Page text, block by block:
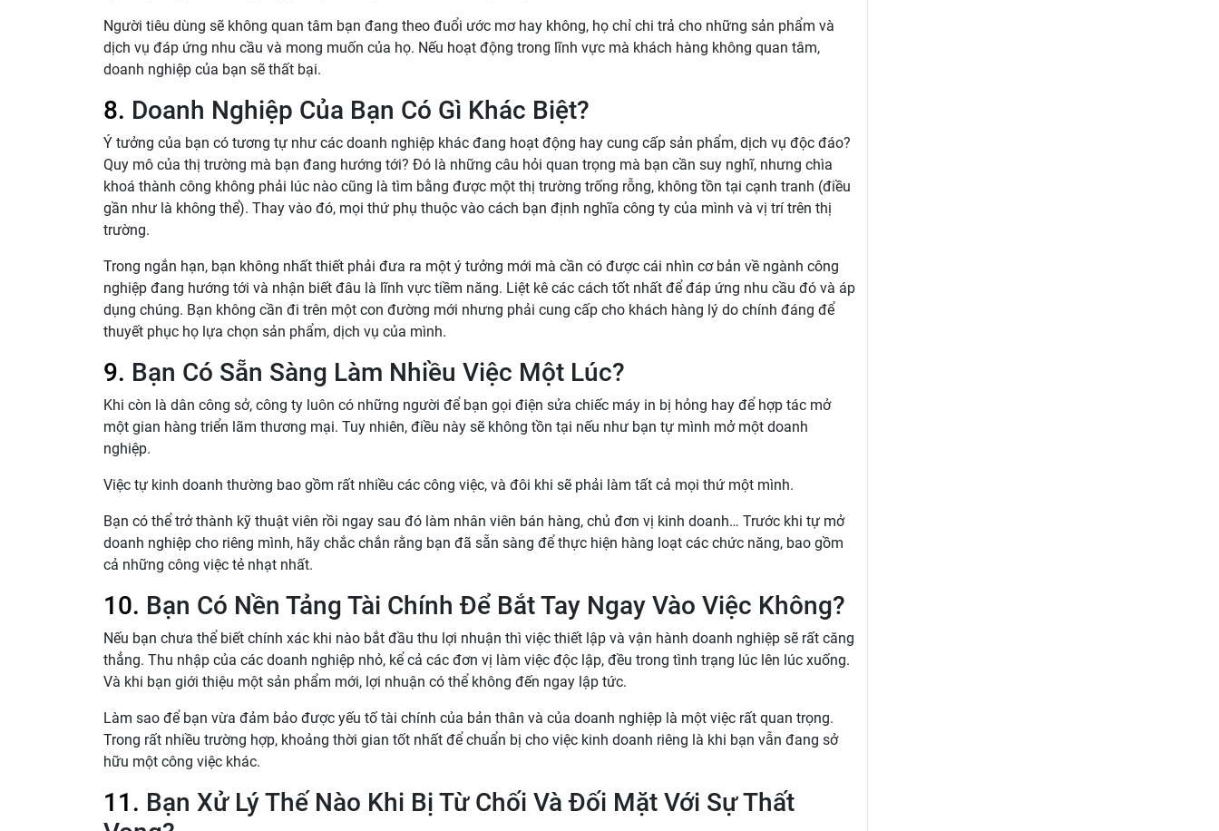
Người tiêu dùng sẽ không quan tâm bạn đang theo đuổi ước mơ hay không, họ chỉ chi trả cho những sản phẩm và
dịch vụ đáp ứng nhu cầu và mong muốn của họ. Nếu hoạt động trong lĩnh vực mà khách hàng không quan tâm,
doanh nghiệp của bạn sẽ thất bại.
8. Doanh Nghiệp Của Bạn Có Gì Khác Biệt?
Ý tưởng của bạn có tương tự như các doanh nghiệp khác đang hoạt động hay cung cấp sản phẩm, dịch vụ độc đáo?
Quy mô của thị trường mà bạn đang hướng tới? Đó là những câu hỏi quan trọng mà bạn cần suy nghĩ, nhưng chìa
khoá thành công không phải lúc nào cũng là tìm bằng được một thị trường trống rỗng, không tồn tại cạnh tranh (điều
gần như là không thể). Thay vào đó, mọi thứ phụ thuộc vào cách bạn định nghĩa công ty của mình và vị trí trên thị
trường.
Trong ngắn hạn, bạn không nhất thiết phải đưa ra một ý tưởng mới mà cần có được cái nhìn cơ bản về ngành công
nghiệp đang hướng tới và nhận biết đâu là lĩnh vực tiềm năng. Liệt kê các cách tốt nhất để đáp ứng nhu cầu đó và áp
dụng chúng. Bạn không cần đi trên một con đường mới nhưng phải cung cấp cho khách hàng lý do chính đáng để
thuyết phục họ lựa chọn sản phẩm, dịch vụ của mình.
9. Bạn Có Sẵn Sàng Làm Nhiều Việc Một Lúc?
Khi còn là dân công sở, công ty luôn có những người để bạn gọi điện sửa chiếc máy in bị hỏng hay để hợp tác mở
một gian hàng triển lãm thương mại. Tuy nhiên, điều này sẽ không tồn tại nếu như bạn tự mình mở một doanh
nghiệp.
Việc tự kinh doanh thường bao gồm rất nhiều các công việc, và đôi khi sẽ phải làm tất cả mọi thứ một mình.
Bạn có thể trở thành kỹ thuật viên rồi ngay sau đó làm nhân viên bán hàng, chủ đơn vị kinh doanh… Trước khi tự mở
doanh nghiệp cho riêng mình, hãy chắc chắn rằng bạn đã sẵn sàng để thực hiện hàng loạt các chức năng, bao gồm
cả những công việc tẻ nhạt nhất.
10. Bạn Có Nền Tảng Tài Chính Để Bắt Tay Ngay Vào Việc Không?
Nếu bạn chưa thể biết chính xác khi nào bắt đầu thu lợi nhuận thì việc thiết lập và vận hành doanh nghiệp sẽ rất căng
thẳng. Thu nhập của các doanh nghiệp nhỏ, kể cả các đơn vị làm việc độc lập, đều trong tình trạng lúc lên lúc xuống.
Và khi bạn giới thiệu một sản phẩm mới, lợi nhuận có thể không đến ngay lập tức.
Làm sao để bạn vừa đảm bảo được yếu tố tài chính của bản thân và của doanh nghiệp là một việc rất quan trọng.
Trong rất nhiều trường hợp, khoảng thời gian tốt nhất để chuẩn bị cho việc kinh doanh riêng là khi bạn vẫn đang sở
hữu một công việc khác.
11. Bạn Xử Lý Thế Nào Khi Bị Từ Chối Và Đối Mặt Với Sự Thất